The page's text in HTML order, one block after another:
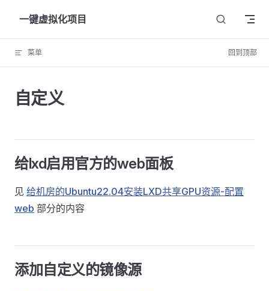
Skip to content
一键虚拟化项目
菜单 回到顶部
自定义
给lxd启用官方的web面板
见 给机房的Ubuntu22.04安装LXD共享GPU资源-配置
web 部分的内容
添加自定义的镜像源